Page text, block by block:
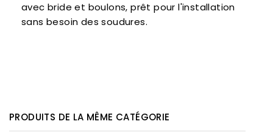
avec bride et boulons, prêt pour l'installation
sans besoin des soudures.
PRODUITS DE LA MÊME CATÉGORIE